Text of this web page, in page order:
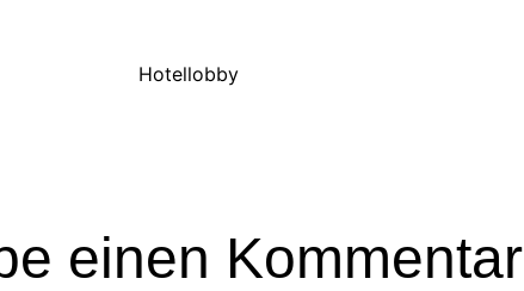
Hotellobby
einen Kommentar